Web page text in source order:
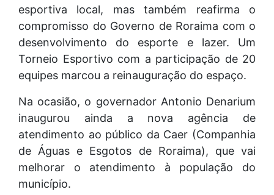
esportiva local, mas também reafirma o
compromisso do Governo de Roraima com o
desenvolvimento do esporte e lazer. Um
Torneio Esportivo com a participação de 20
equipes marcou a reinauguração do espaço.
Na ocasião, o governador Antonio Denarium
inaugurou ainda a nova agência de
atendimento ao público da Caer (Companhia
de Águas e Esgotos de Roraima), que vai
melhorar o atendimento à população do
município.